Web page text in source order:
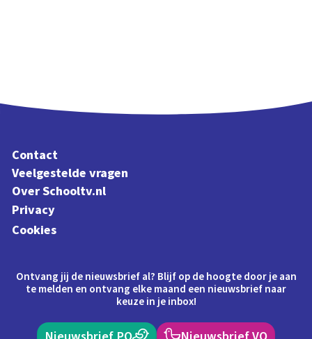
Contact
Veelgestelde vragen
Over Schooltv.nl
Privacy
Cookies
Ontvang jij de nieuwsbrief al? Blijf op de hoogte door je aan
te melden en ontvang elke maand een nieuwsbrief naar
keuze in je inbox!